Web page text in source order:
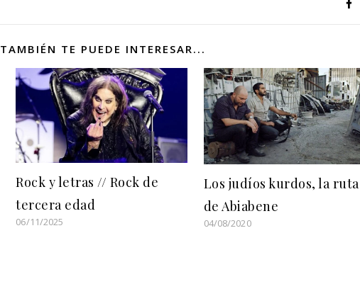
TAMBIÉN TE PUEDE INTERESAR...
Rock y letras // Rock de
tercera edad
06/11/2025
Los judíos kurdos, la ruta
de Abiabene
04/08/2020